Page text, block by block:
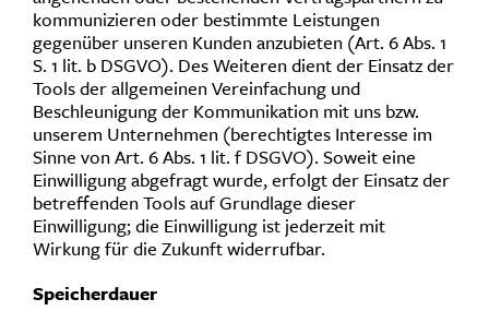
kommunizieren oder bestimmte Leistungen
gegenüber unseren Kunden anzubieten (Art. 6 Abs. 1
S. 1 lit. b DSGVO). Des Weiteren dient der Einsatz der
Tools der allgemeinen Vereinfachung und
Beschleunigung der Kommunikation mit uns bzw.
unserem Unternehmen (berechtigtes Interesse im
Sinne von Art. 6 Abs. 1 lit. f DSGVO). Soweit eine
Einwilligung abgefragt wurde, erfolgt der Einsatz der
betreffenden Tools auf Grundlage dieser
Einwilligung; die Einwilligung ist jederzeit mit
Wirkung für die Zukunft widerrufbar.
Speicherdauer